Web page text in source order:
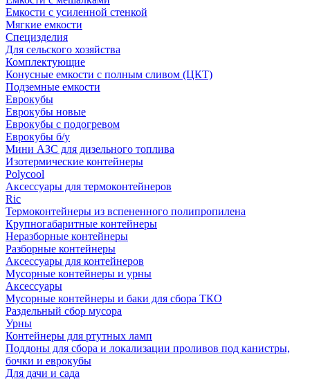
Емкости с усиленной стенкой
Мягкие емкости
Специзделия
Для сельского хозяйства
Комплектующие
Конусные емкости с полным сливом (ЦКТ)
Подземные емкости
Еврокубы
Еврокубы новые
Еврокубы с подогревом
Еврокубы б/у
Мини АЗС для дизельного топлива
Изотермические контейнеры
Polycool
Аксессуары для термоконтейнеров
Ric
Термоконтейнеры из вспененного полипропилена
Крупногабаритные контейнеры
Неразборные контейнеры
Разборные контейнеры
Аксессуары для контейнеров
Мусорные контейнеры и урны
Аксессуары
Мусорные контейнеры и баки для сбора ТКО
Раздельный сбор мусора
Урны
Контейнеры для ртутных ламп
Поддоны для сбора и локализации проливов под канистры,
бочки и еврокубы
Для дачи и сада